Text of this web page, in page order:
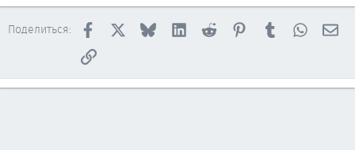
Поделиться: Facebook BlueskyLinkedInReddit PinterestTumblr
Ссылка